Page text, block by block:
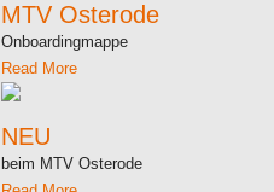
MTV Osterode
Onboardingmappe
Read More
NEU
beim MTV Osterode